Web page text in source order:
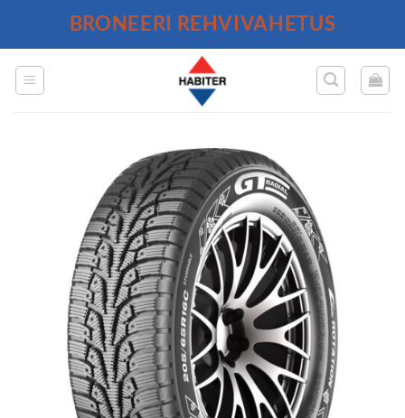
BRONEERI REHVIVAHETUS